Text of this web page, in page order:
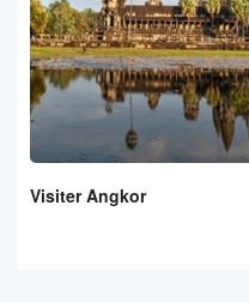
Visiter Angkor